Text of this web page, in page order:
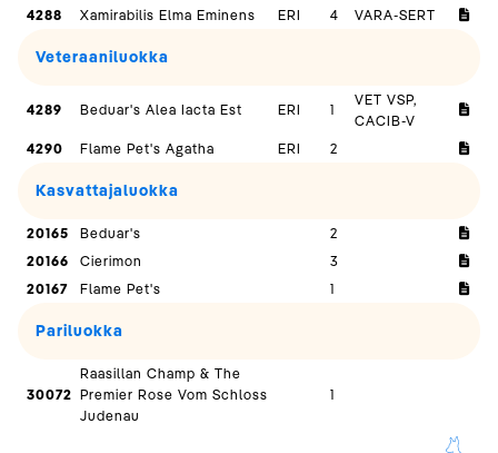
4288 Xamirabilis Elma Eminens ERI 4 VARA-SERT
Veteraaniluokka
4289 Beduar's Alea Iacta Est ERI 1
VET VSP,
CACIB-V
4290
Flame Pet's Agatha ERI 2
Kasvattajaluokka
20165 Beduar's
2
20166
Cierimon
3
20167
Flame Pet's 1
Pariluokka
30072
Raasillan Champ & The
Premier Rose Vom Schloss
Judenau
1